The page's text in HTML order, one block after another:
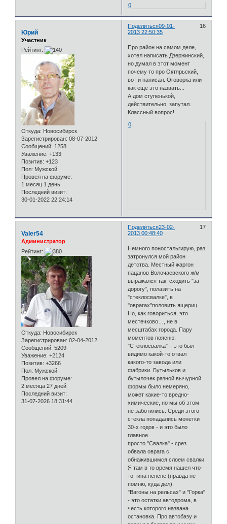
0
Поделиться 16
09-01-
2013 22:50:35
Юрий
Участник
Рейтинг:
Откуда: Новосибирск
Зарегистрирован: 08-07-2012
Сообщений: 1258
Уважение: +133
Позитив: +123
Пол: Мужской
Провел на форуме:
1 месяц 1 день
Последний визит:
30-01-2022 22:24:14
Про район на самом деле,
хотел написать Дзержинский,
но думал в этот момент
почему то про Октярьский,
вот и написал. Оговорка или
как еще это назвать...
А дом ступенькой,
действительно, запутал.
Классный вопрос!
0
Поделиться 17
23-02-
2013 00:48:40
Valer54
Администратор
Рейтинг:
Откуда: Новосибирск
Зарегистрирован: 02-04-2012
Сообщений: 5209
Уважение: +2124
Позитив: +3266
Пол: Мужской
Провел на форуме:
2 месяца 27 дней
Последний визит:
31-07-2026 18:31:44
Немного поностальгирую, раз
затронулся мой район
детства. Местный жаргон
пацанов Волочаевского ж/м
выражался так: сходить "за
дорогу", полазить на
"стеклосвалке", в
"оврагах"половить ящериц.
Но, как говориться, это
местечково…, не в
месштабах города. Пару
моментов поясню:
"Стеклосвалка" – это был
видимо какой-то отвал
какого-то завода или
фабрики. Бутыльков и
бутылочек разной вычурной
формы было немеряно,
может какие-то вредно-
химические, но мы об этом
не заботились. Среди этого
стекла попадались монетки
30-х годов - и это было
главное.
просто "Свалка" - срез
обвала оврага с
обнажившимся слоем свалки.
Я там в то время нашел что-
то типа пенсне (правда не
помню, куда дел).
"Вагоны на рельсах" и "Горка"
- это остатки автодрома, в
честь которого названа
остановка. Про автобазу и